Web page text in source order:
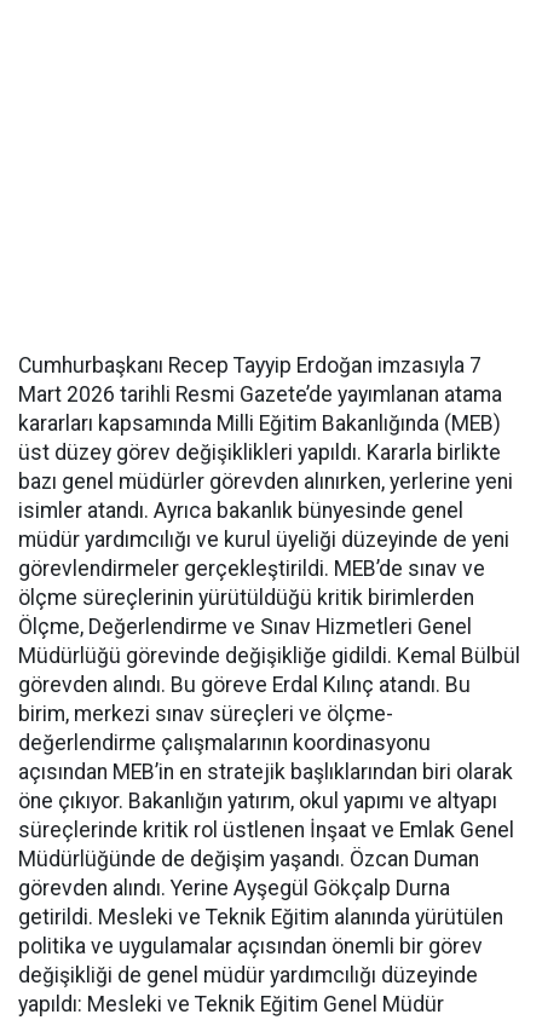
Cumhurbaşkanı Recep Tayyip Erdoğan imzasıyla 7
Mart 2026 tarihli Resmi Gazete’de yayımlanan atama
kararları kapsamında Milli Eğitim Bakanlığında (MEB)
üst düzey görev değişiklikleri yapıldı. Kararla birlikte
bazı genel müdürler görevden alınırken, yerlerine yeni
isimler atandı. Ayrıca bakanlık bünyesinde genel
müdür yardımcılığı ve kurul üyeliği düzeyinde de yeni
görevlendirmeler gerçekleştirildi. MEB’de sınav ve
ölçme süreçlerinin yürütüldüğü kritik birimlerden
Ölçme, Değerlendirme ve Sınav Hizmetleri Genel
Müdürlüğü görevinde değişikliğe gidildi. Kemal Bülbül
görevden alındı. Bu göreve Erdal Kılınç atandı. Bu
birim, merkezi sınav süreçleri ve ölçme-
değerlendirme çalışmalarının koordinasyonu
açısından MEB’in en stratejik başlıklarından biri olarak
öne çıkıyor. Bakanlığın yatırım, okul yapımı ve altyapı
süreçlerinde kritik rol üstlenen İnşaat ve Emlak Genel
Müdürlüğünde de değişim yaşandı. Özcan Duman
görevden alındı. Yerine Ayşegül Gökçalp Durna
getirildi. Mesleki ve Teknik Eğitim alanında yürütülen
politika ve uygulamalar açısından önemli bir görev
değişikliği de genel müdür yardımcılığı düzeyinde
yapıldı: Mesleki ve Teknik Eğitim Genel Müdür